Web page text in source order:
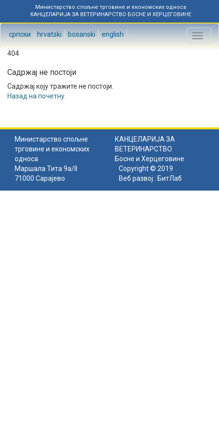
Министарство спољне трговине и економских односа
КАНЦЕЛАРИЈА ЗА ВЕТЕРИНАРСТВО БОСНЕ И ХЕРЦЕГОВИНЕ
српски hrvatski bosanski english
Toggle
404
Садржај не постоји
Садржај коју тражите не постоји.
Назад на почетну
Министарство спољне
трговине и економских
односа
КАНЦЕЛАРИЈА ЗА
ВЕТЕРИНАРСТВО
Босне и Херцеговине
Маршала Тита 9а/II
71000 Сарајево
Copyright © 2019
Веб развој : БитЛаб